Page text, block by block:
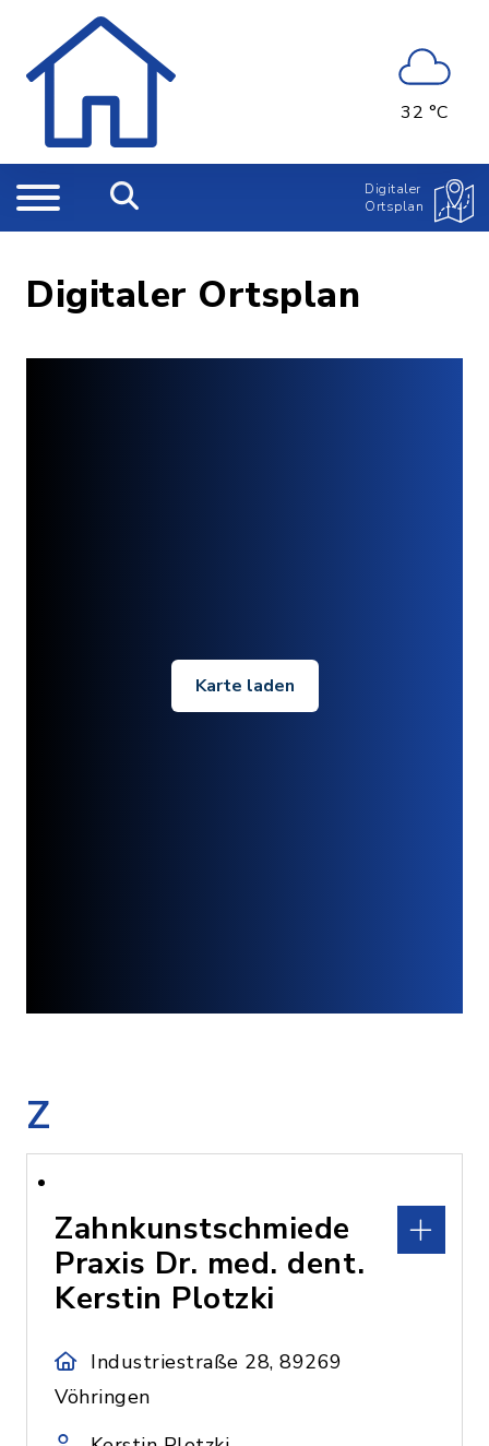
32 °C
Digitaler
Ortsplan
Digitaler Ortsplan
Karte laden
Z
Zahnkunstschmiede
Praxis Dr. med. dent.
Kerstin Plotzki
Industriestraße 28, 89269
Vöhringen